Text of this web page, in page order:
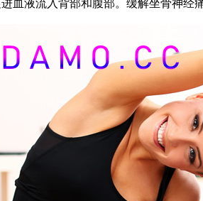
液流入背部和腹部。缓解坐骨神经